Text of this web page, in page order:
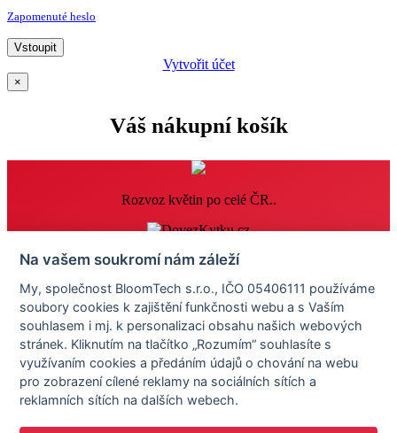
Zapomenuté heslo
Vstoupit
Vytvořit účet
×
Váš nákupní košík
Rozvoz květin po celé ČR..
Obchodní podmínky
Reklamace
Osobní údaje
Nastavení cookies
Zákaznický servis
+420 576 576 686
Na vašem soukromí nám záleží
My, společnost BloomTech s.r.o., IČO 05406111 používáme
soubory cookies k zajištění funkčnosti webu a s Vaším
souhlasem i mj. k personalizaci obsahu našich webových
stránek. Kliknutím na tlačítko „Rozumím“ souhlasíte s
využívaním cookies a předáním údajů o chování na webu
pro zobrazení cílené reklamy na sociálních sítích a
reklamních sítích na dalších webech.